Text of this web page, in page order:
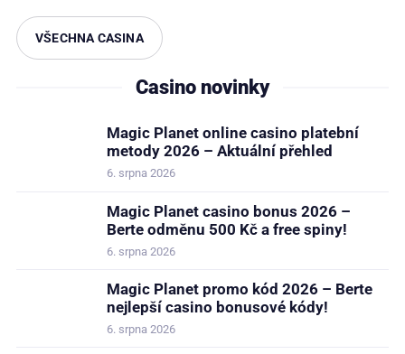
VŠECHNA CASINA
Casino novinky
Magic Planet online casino platební
metody 2026 – Aktuální přehled
6. srpna 2026
Magic Planet casino bonus 2026 –
Berte odměnu 500 Kč a free spiny!
6. srpna 2026
Magic Planet promo kód 2026 – Berte
nejlepší casino bonusové kódy!
6. srpna 2026